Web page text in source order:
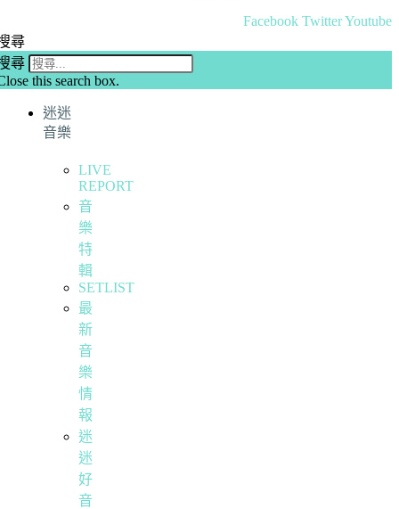
Facebook TwitterYoutube
尋
尋
this search box.
迷迷
音樂
LIVE
REPORT
音
樂
特
輯
SETLIST
最
新
音
樂
情
報
迷
迷
好
音